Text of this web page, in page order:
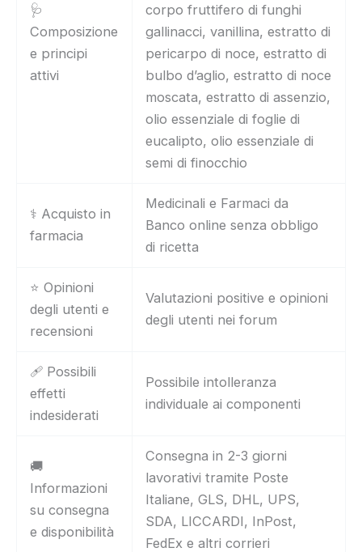
🩺
Composizione
e principi
attivi
corpo fruttifero di funghi
gallinacci, vanillina, estratto di
pericarpo di noce, estratto di
bulbo d’aglio, estratto di noce
moscata, estratto di assenzio,
olio essenziale di foglie di
eucalipto, olio essenziale di
semi di finocchio
⚕️ Acquisto in
farmacia
Medicinali e Farmaci da
Banco online senza obbligo
di ricetta
⭐ Opinioni
degli utenti e
recensioni
Valutazioni positive e opinioni
degli utenti nei forum
🩹 Possibili
effetti
indesiderati
Possibile intolleranza
individuale ai componenti
🚚
Informazioni
su consegna
e disponibilità
Consegna in 2-3 giorni
lavorativi tramite Poste
Italiane, GLS, DHL, UPS,
SDA, LICCARDI, InPost,
FedEx e altri corrieri